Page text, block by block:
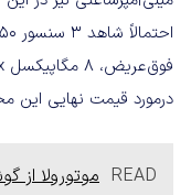
درمورد قیمت نهایی
READ